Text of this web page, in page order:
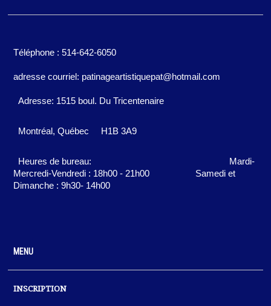
Téléphone : 514-642-6050
adresse courriel: patinageartistiquepat@hotmail.com
Adresse: 1515 boul. Du Tricentenaire
Montréal, Québec H1B 3A9
Heures de bureau:
Mardi-
Mercredi-Vendredi : 18h00 - 21h00
Samedi et
Dimanche : 9h30- 14h00
MENU
INSCRIPTION